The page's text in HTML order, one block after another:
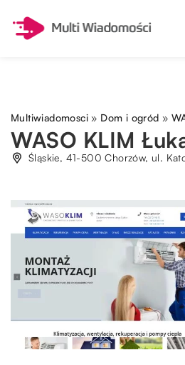
Multiwiadomosci » Dom i ogród »
WASO KLIM
Śląskie, 41-500 Chorzów, ul.